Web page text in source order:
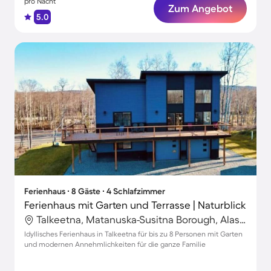
5.0
Zum Angebot
Ferienhaus ∙ 8 Gäste ∙ 4 Schlafzimmer
Ferienhaus mit Garten und Terrasse | Naturblick
Talkeetna, Matanuska-Susitna Borough, Alaska
Idyllisches Ferienhaus in Talkeetna für bis zu 8 Personen mit Garten
und modernen Annehmlichkeiten für die ganze Familie